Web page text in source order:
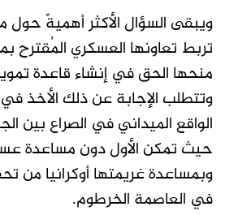
ويبقى السؤال الأكثر أهميةً حول
تربط تعاونها العسكري المُقترح
منحها الحق في إنشاء قاعدة
وتتطلب الإجابة عن ذلك الأخذ في
الواقع الميداني في الصراع بين
حيث تمكن الأول دون مساعدة
وبمساعدة غريمتها أوكرانيا من
في العاصمة الخرطوم.